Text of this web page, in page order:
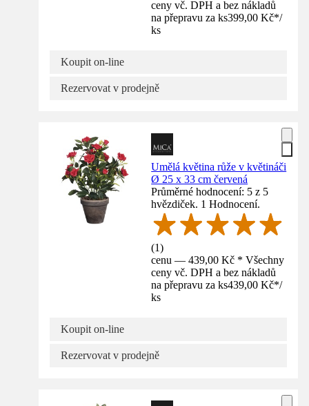
ceny vč. DPH a bez nákladů
na přepravu za ks399,00 Kč*/
ks
Koupit on-line
Rezervovat v prodejně
Umělá květina růže v květináči
Ø 25 x 33 cm červená
Průměrné hodnocení: 5 z 5
hvězdiček. 1 Hodnocení.
(1)
cenu — 439,00 Kč * Všechny
ceny vč. DPH a bez nákladů
na přepravu za ks439,00 Kč*/
ks
Koupit on-line
Rezervovat v prodejně